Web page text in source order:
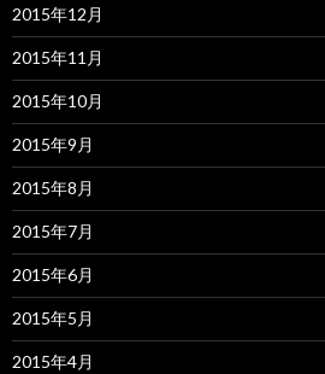
2015年12月
2015年11月
2015年10月
2015年9月
2015年8月
2015年7月
2015年6月
2015年5月
2015年4月